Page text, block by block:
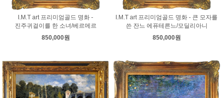
I.M.T art 프리미엄골드 명화 -
진주귀걸이를 한 소녀/베르메르
850,000원
I.M.T art 프리미엄골드 명화 - 큰 모자를
쓴 잔느 에퓨테른느/모딜리아니
850,000원